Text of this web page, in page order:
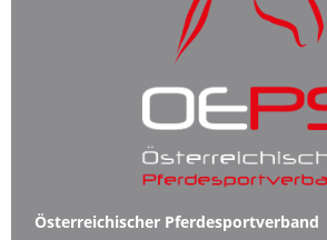
Österreichischer Pferdesportverband